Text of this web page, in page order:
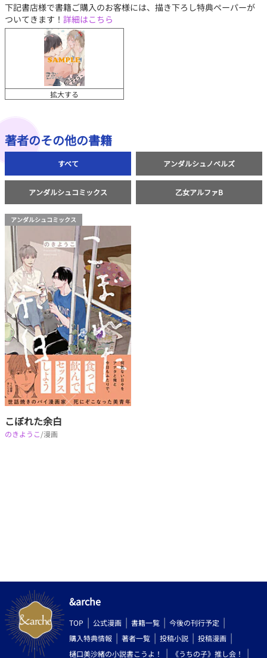
下記書店様で書籍ご購入のお客様には、描き下ろし特典ペーパーが
ついてきます！ 詳細はこちら
拡大する
著者のその他の書籍
すべて アンダルシュノベルズ
アンダルシュコミックス 乙女アルファB
アンダルシュコミックス
こぼれた余白
のきようこ /漫画
&arche
TOP 公式漫画 書籍一覧
今後の刊行予定
購入特典情報
著者一覧 投稿小説
投稿漫画
樋口美沙緒の小説書こうよ！
《うちの子》推し会！